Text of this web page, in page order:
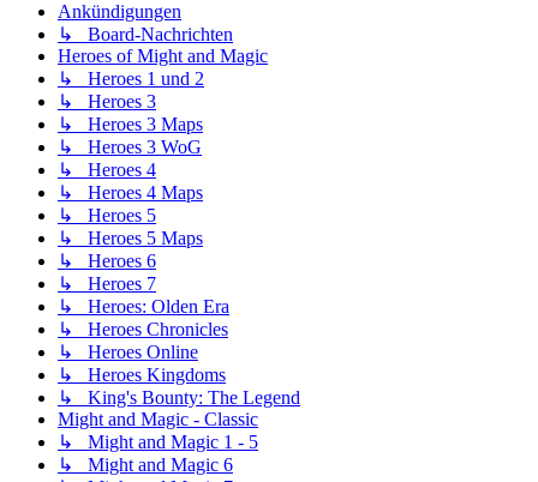
Ankündigungen
↳ Board-Nachrichten
Heroes of Might and Magic
↳ Heroes 1 und 2
↳ Heroes 3
↳ Heroes 3 Maps
↳ Heroes 3 WoG
↳ Heroes 4
↳ Heroes 4 Maps
↳ Heroes 5
↳ Heroes 5 Maps
↳ Heroes 6
↳ Heroes 7
↳ Heroes: Olden Era
↳ Heroes Chronicles
↳ Heroes Online
↳ Heroes Kingdoms
↳ King's Bounty: The Legend
Might and Magic - Classic
↳ Might and Magic 1 - 5
↳ Might and Magic 6